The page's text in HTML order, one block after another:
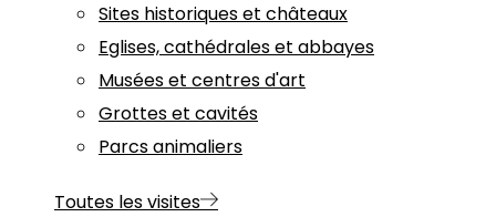
Sites historiques et châteaux
Eglises, cathédrales et abbayes
Musées et centres d'art
Grottes et cavités
Parcs animaliers
Toutes les visites